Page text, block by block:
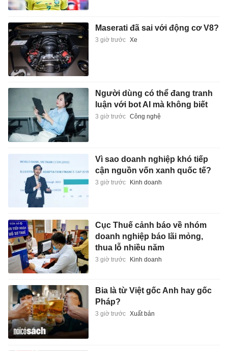
Maserati đã sai với động cơ V8?
3 giờ trước Xe
Người dùng có thể đang tranh
luận với bot AI mà không biết
3 giờ trước Công nghệ
Vì sao doanh nghiệp khó tiếp
cận nguồn vốn xanh quốc tế?
3 giờ trước Kinh doanh
Cục Thuế cảnh báo về nhóm
doanh nghiệp báo lãi mỏng,
thua lỗ nhiều năm
3 giờ trước Kinh doanh
Bia là từ Việt gốc Anh hay gốc
Pháp?
3 giờ trước Xuất bản